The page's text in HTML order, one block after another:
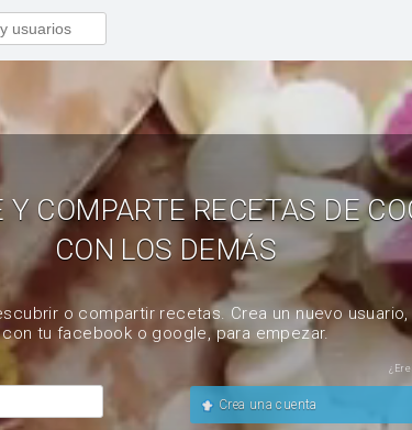
Y COMPARTE RECETAS DE
CON LOS DEMÁS
o compartir recetas. Crea un nuevo
con tu facebook o google, para empezar.
Crea una cuenta